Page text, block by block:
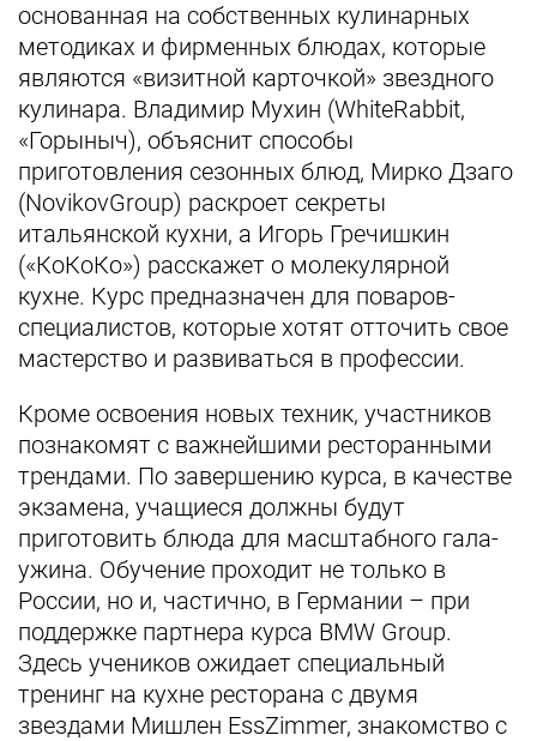
основанная на собственных кулинарных
методиках и фирменных блюдах, которые
являются «визитной карточкой» звездного
кулинара. Владимир Мухин (WhiteRabbit,
«Горыныч), объяснит способы
приготовления сезонных блюд, Мирко Дзаго
(NovikovGroup) раскроет секреты
итальянской кухни, а Игорь Гречишкин
(«КоКоКо») расскажет о молекулярной
кухне. Курс предназначен для поваров-
специалистов, которые хотят отточить свое
мастерство и развиваться в профессии.
Кроме освоения новых техник, участников
познакомят с важнейшими ресторанными
трендами. По завершению курса, в качестве
экзамена, учащиеся должны будут
приготовить блюда для масштабного гала-
ужина. Обучение проходит не только в
России, но и, частично, в Германии – при
поддержке партнера курса BMW Group.
Здесь учеников ожидает специальный
тренинг на кухне ресторана с двумя
звездами Мишлен EssZimmer, знакомство с